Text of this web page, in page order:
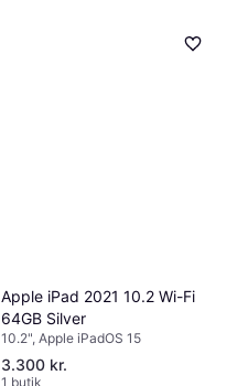
Apple iPad 2021 10.2 Wi-Fi
64GB Silver
10.2", Apple iPadOS 15
3.300 kr.
1 butik